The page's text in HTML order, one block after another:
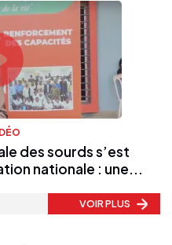
des sourds s’est
nationale : une...
VOIR PLUS